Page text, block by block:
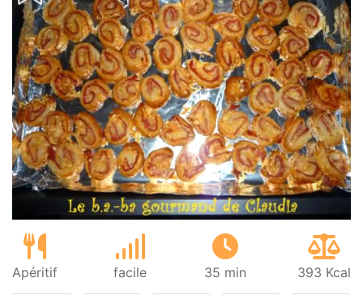
Apéritif facile 35 min 393 Kcal